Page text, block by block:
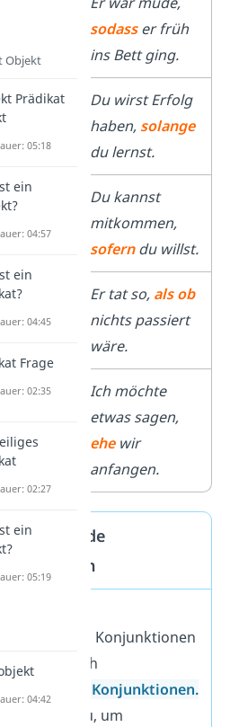
sodass er früh
ins Bett ging.
Du wirst Erfolg
haben, solange
du lernst.
Du kannst
mitkommen,
sofern du willst.
Er tat so, als ob
nichts passiert
wäre.
Ich möchte
etwas sagen,
ehe wir
anfangen.
zu
Konjunktionen
es auch noch
Konjunktionen.
benutzt du, um
Objekt
Prädikat
05:18
ein
04:57
ein
04:45
Frage
02:35
02:27
ein
05:19
04:42